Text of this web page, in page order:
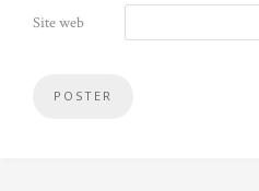
Site web